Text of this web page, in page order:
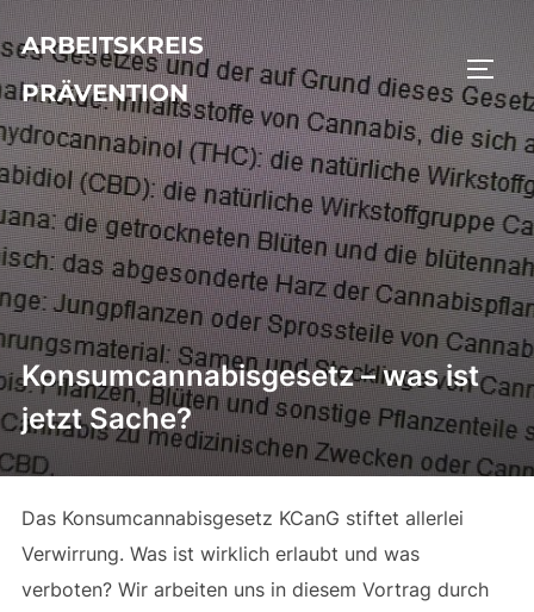
Zu
Inhalten
springen
ARBEITSKREIS
PRÄVENTION
Konsumcannabisgesetz – was ist
jetzt Sache?
Das Konsumcannabisgesetz KCanG stiftet allerlei
Verwirrung. Was ist wirklich erlaubt und was
verboten? Wir arbeiten uns in diesem Vortrag durch